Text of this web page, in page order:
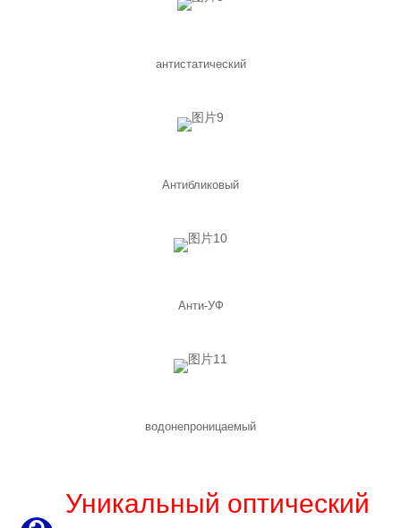
антистатический
Антибликовый
Анти-УФ
водонепроницаемый
Уникальный оптический